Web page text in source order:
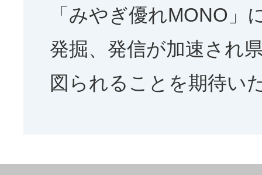
「みやぎ優れMONO
発掘、発信が加速され
図られることを期待い